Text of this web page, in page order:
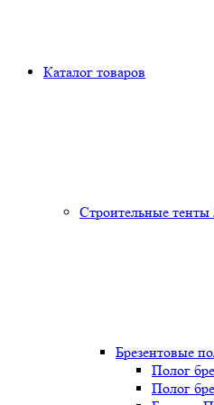
Каталог товаров
Строительные тенты
Брезентовые
Полог
Полог